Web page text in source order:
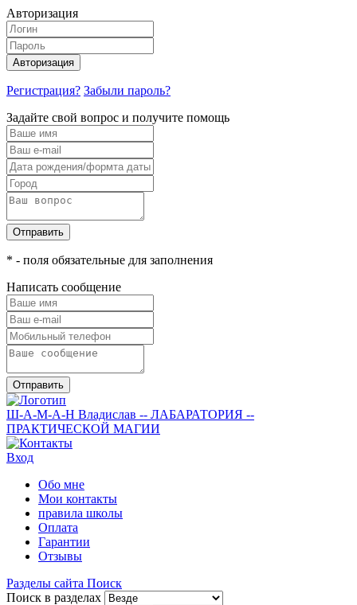
Авторизация
Авторизация
Регистрация? Забыли пароль?
Задайте свой вопрос и получите помощь
Отправить
* - поля обязательные для заполнения
Написать сообщение
Отправить
Ш-А-М-А-Н Владислав -- ЛАБАРАТОРИЯ --
ПРАКТИЧЕСКОЙ МАГИИ
Вход
Обо мне
Мои контакты
правила школы
Оплата
Гарантии
Отзывы
Разделы сайта Поиск
Поиск в разделах